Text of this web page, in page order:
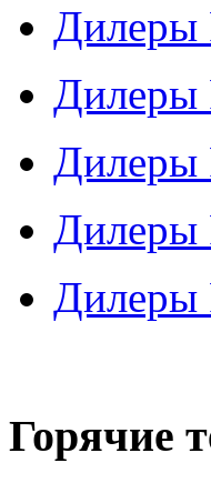
Дилеры
Дилеры
Дилеры
Дилеры
Дилеры
Горячие